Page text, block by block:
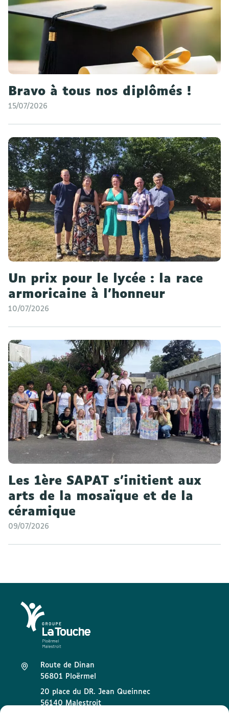
Bravo à tous nos diplômés !
15/07/2026
Un prix pour le lycée : la race
armoricaine à l'honneur
10/07/2026
Les 1ère SAPAT s'initient aux
arts de la mosaïque et de la
céramique
09/07/2026
Route de Dinan
56801 Ploërmel
20 place du DR. Jean Queinnec
56140 Malestroit